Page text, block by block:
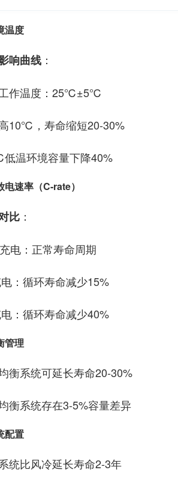
温度
响曲线 ：
作温度：25℃±5℃
10℃，寿命缩短20-30%
温环境容量下降40%
电速率（C-rate）
比 ：
电：正常寿命周期
：循环寿命减少15%
：循环寿命减少40%
管理
衡系统可延长寿命20-30%
衡系统存在3-5%容量差异
配置
统比风冷延长寿命2-3年